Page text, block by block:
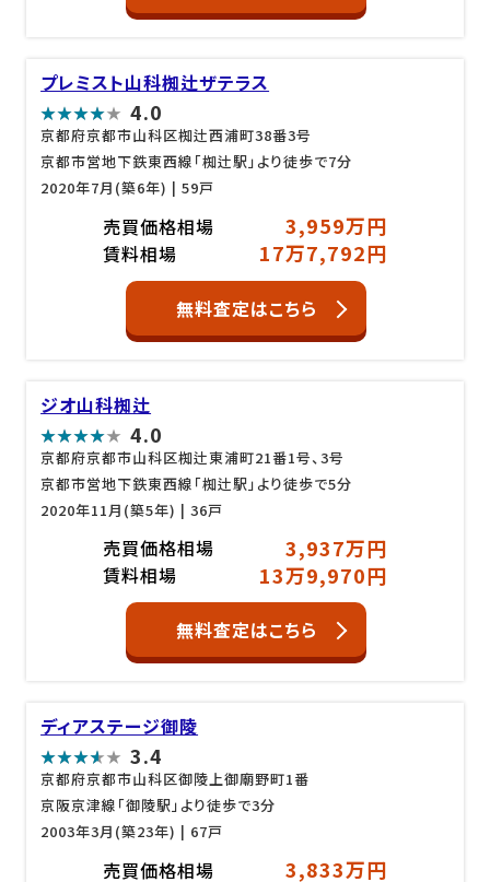
プレミスト山科椥辻ザテラス
4.0
京都府京都市山科区椥辻西浦町38番3号
京都市営地下鉄東西線「椥辻駅」より徒歩で7分
2020年7月(築6年) | 59戸
売買価格相場 3,959万円
賃料相場 17万7,792円
無料査定はこちら
ジオ山科椥辻
4.0
京都府京都市山科区椥辻東浦町21番1号、3号
京都市営地下鉄東西線「椥辻駅」より徒歩で5分
2020年11月(築5年) | 36戸
売買価格相場 3,937万円
賃料相場 13万9,970円
無料査定はこちら
ディアステージ御陵
3.4
京都府京都市山科区御陵上御廟野町1番
京阪京津線「御陵駅」より徒歩で3分
2003年3月(築23年) | 67戸
売買価格相場 3,833万円